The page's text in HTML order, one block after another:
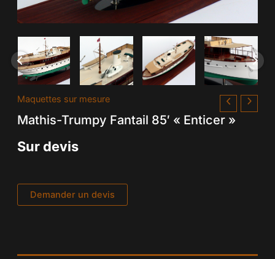
Maquettes sur mesure
Mathis-Trumpy Fantail 85′ « Enticer »
Sur devis
Demander un devis